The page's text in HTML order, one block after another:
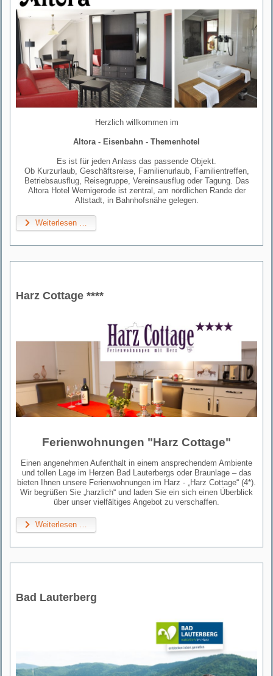
Herzlich willkommen im
Altora - Eisenbahn - Themenhotel
Es ist für jeden Anlass das passende Objekt.
Ob Kurzurlaub, Geschäftsreise, Familienurlaub, Familientreffen,
Betriebsausflug, Reisegruppe, Vereinsausflug oder Tagung. Das
Altora Hotel Wernigerode ist zentral, am nördlichen Rande der
Altstadt, in Bahnhofsnähe gelegen.
Weiterlesen …
Harz Cottage ****
Ferienwohnungen "Harz Cottage"
Einen angenehmen Aufenthalt in einem ansprechendem Ambiente
und tollen Lage im Herzen Bad Lauterbergs oder Braunlage – das
bieten Ihnen unsere Ferienwohnungen im Harz - „Harz Cottage“ (4*).
Wir begrüßen Sie „harzlich“ und laden Sie ein sich einen Überblick
über unser vielfältiges Angebot zu verschaffen.
Weiterlesen …
Bad Lauterberg